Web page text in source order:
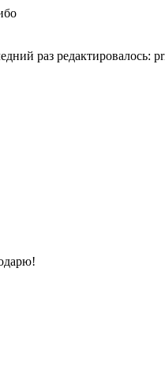
раз редактировалось: